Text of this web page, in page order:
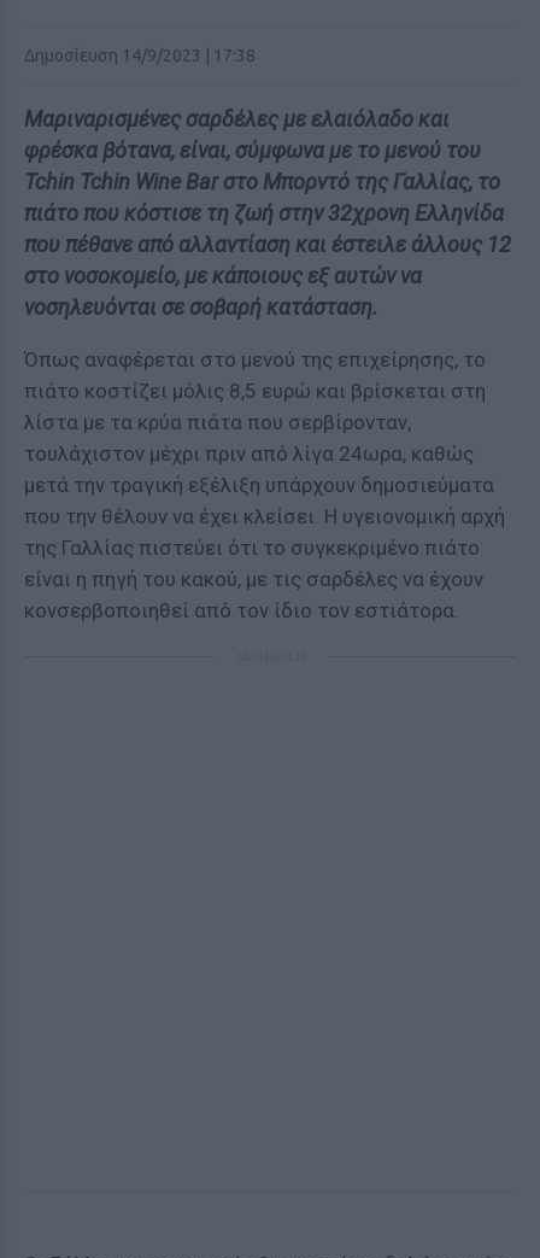
Δημοσίευση 14/9/2023 | 17:38
Μαριναρισμένες σαρδέλες με ελαιόλαδο και
φρέσκα βότανα, είναι, σύμφωνα με το μενού του
Tchin Tchin Wine Bar στο Μπορντό της Γαλλίας, το
πιάτο που κόστισε τη ζωή στην 32χρονη Ελληνίδα
που πέθανε από αλλαντίαση και έστειλε άλλους 12
στο νοσοκομείο, με κάποιους εξ αυτών να
νοσηλευόνται σε σοβαρή κατάσταση.
Όπως αναφέρεται στο μενού της επιχείρησης, το
πιάτο κοστίζει μόλις 8,5 ευρώ και βρίσκεται στη
λίστα με τα κρύα πιάτα που σερβίρονταν,
τουλάχιστον μέχρι πριν από λίγα 24ωρα, καθώς
μετά την τραγική εξέλιξη υπάρχουν δημοσιεύματα
που την θέλουν να έχει κλείσει. Η υγειονομική αρχή
της Γαλλίας πιστεύει ότι το συγκεκριμένο πιάτο
είναι η πηγή του κακού, με τις σαρδέλες να έχουν
κονσερβοποιηθεί από τον ίδιο τον εστιάτορα.